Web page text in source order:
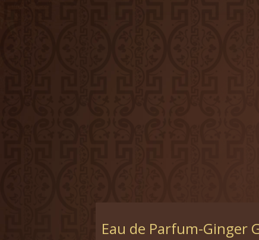
Eau de Parfum-Ginger